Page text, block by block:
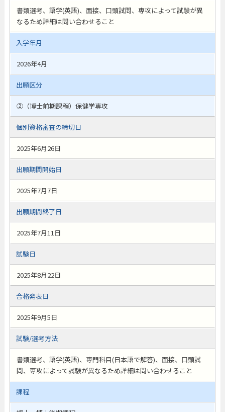
書類選考、語学(英語)、面接、口頭試問、専攻によって試験が異
なるため詳細は問い合わせること
入学年月
2026年4月
出願区分
②（博士前期課程）保健学専攻
個別資格審査の締切日
2025年6月26日
出願期間開始日
2025年7月7日
出願期間終了日
2025年7月11日
試験日
2025年8月22日
合格発表日
2025年9月5日
試験/選考方法
書類選考、語学(英語)、専門科目(日本語で解答)、面接、口頭試
問、専攻によって試験が異なるため詳細は問い合わせること
課程